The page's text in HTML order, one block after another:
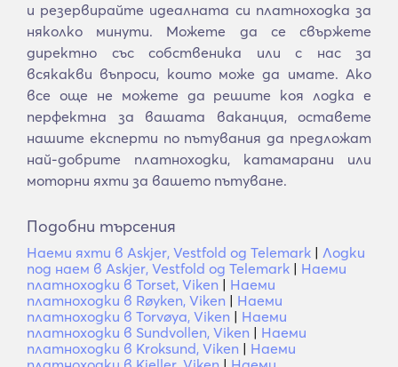
и резервирайте идеалната си платноходка за
няколко минути. Можете да се свържете
директно със собственика или с нас за
всякакви въпроси, които може да имате. Ако
все още не можете да решите коя лодка е
перфектна за вашата ваканция, оставете
нашите експерти по пътувания да предложат
най-добрите платноходки, катамарани или
моторни яхти за вашето пътуване.
Подобни търсения
Наеми яхти в Askjer, Vestfold og Telemark | Лодки
под наем в Askjer, Vestfold og Telemark | Наеми
платноходки в Torset, Viken | Наеми
платноходки в Røyken, Viken | Наеми
платноходки в Torvøya, Viken | Наеми
платноходки в Sundvollen, Viken | Наеми
платноходки в Kroksund, Viken | Наеми